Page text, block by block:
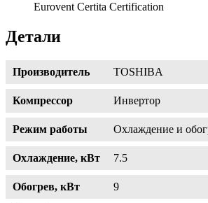
Eurovent Certita Certification
Детали
Производитель TOSHIBA
Компрессор Инвертор
Режим работы Охлаждение и
Охлаждение, кВт 7.5
Обогрев, кВт
9